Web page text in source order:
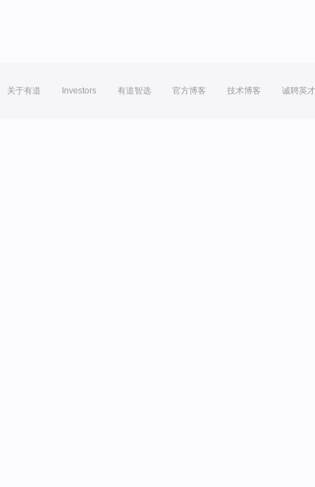
关于有道 Investors 有道智选 官方博客 技术博客 诚聘英才